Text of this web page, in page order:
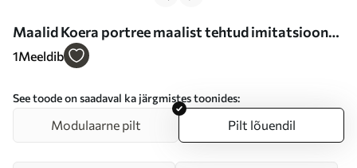
Maalid Koera portree maalist tehtud imitatsioon
Nr s47405
1Meeldib
See toode on saadaval ka järgmistes toonides:
Modulaarne pilt Pilt lõuendil